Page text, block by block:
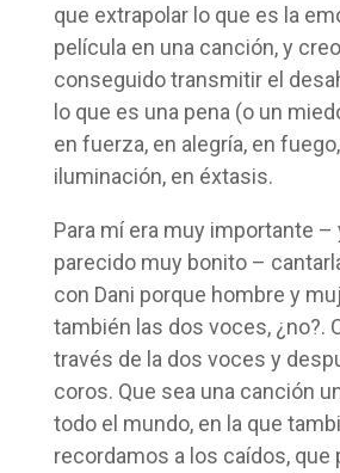
que extrapolar lo que es la
película en una canción, y
conseguido transmitir el
lo que es una pena (o un
en fuerza, en alegría, en
iluminación, en éxtasis.
Para mí era muy importante –
parecido muy bonito –
con Dani porque hombre y
también las dos voces, ¿no?.
través de la dos voces y
coros. Que sea una canción
todo el mundo, en la que
recordamos a los caídos, que